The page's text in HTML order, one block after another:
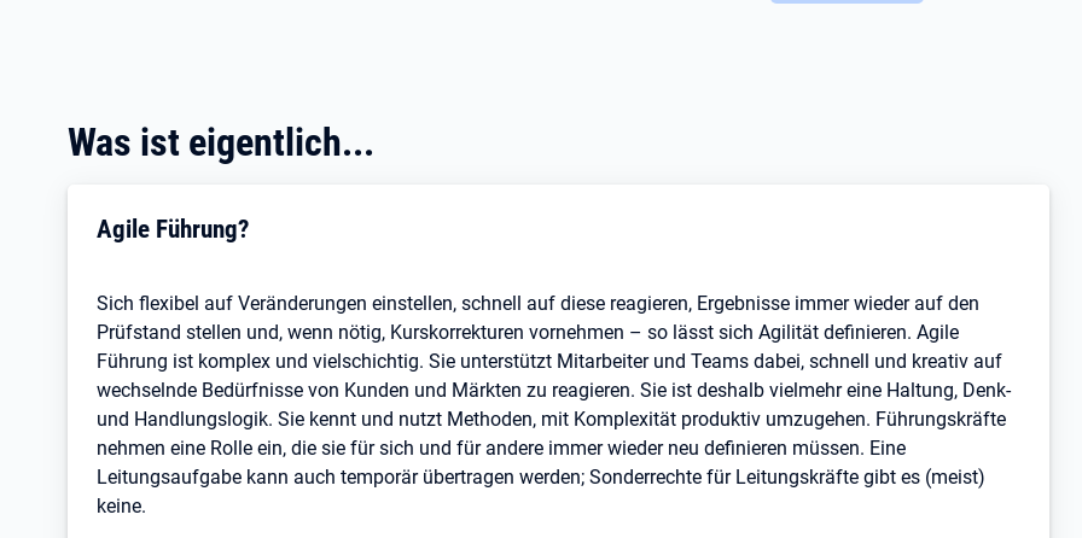
Was ist eigentlich...
Agile Führung?
Sich flexibel auf Veränderungen einstellen, schnell auf diese reagieren, Ergebnisse immer wieder auf den
Prüfstand stellen und, wenn nötig, Kurskorrekturen vornehmen – so lässt sich Agilität definieren. Agile
Führung ist komplex und vielschichtig. Sie unterstützt Mitarbeiter und Teams dabei, schnell und kreativ auf
wechselnde Bedürfnisse von Kunden und Märkten zu reagieren. Sie ist deshalb vielmehr eine Haltung, Denk-
und Handlungslogik. Sie kennt und nutzt Methoden, mit Komplexität produktiv umzugehen. Führungskräfte
nehmen eine Rolle ein, die sie für sich und für andere immer wieder neu definieren müssen. Eine
Leitungsaufgabe kann auch temporär übertragen werden; Sonderrechte für Leitungskräfte gibt es (meist)
keine.